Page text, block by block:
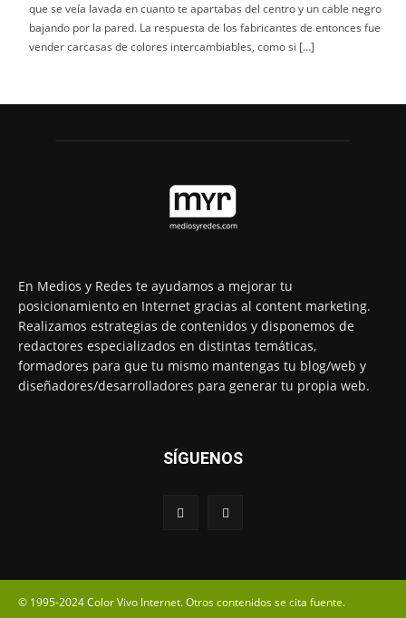
que se veía lavada en cuanto te apartabas del centro y un cable negro
bajando por la pared. La respuesta de los fabricantes de entonces fue
vender carcasas de colores intercambiables, como si […]
En Medios y Redes te ayudamos a mejorar tu
posicionamiento en Internet gracias al content marketing.
Realizamos estrategias de contenidos y disponemos de
redactores especializados en distintas temáticas,
formadores para que tu mismo mantengas tu blog/web y
diseñadores/desarrolladores para generar tu propia web.
SÍGUENOS
© 1995-2024 Color Vivo Internet. Otros contenidos se cita fuente.